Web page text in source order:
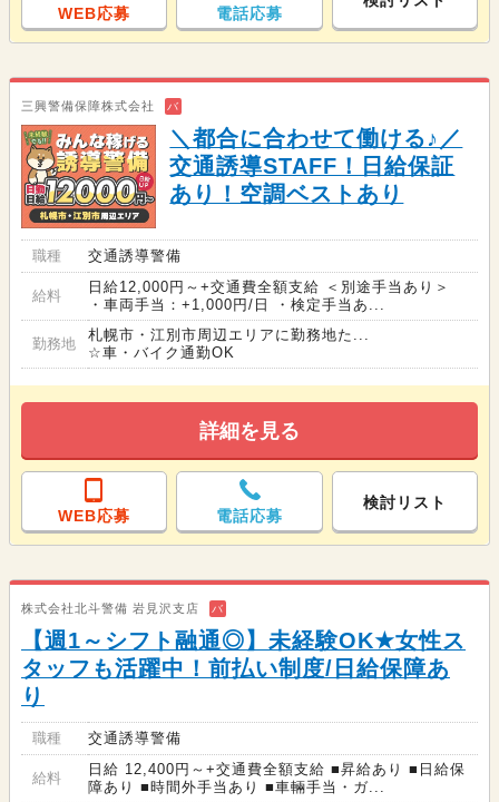
WEB応募 電話応募
三興警備保障株式会社 バ
＼都合に合わせて働ける♪／
交通誘導STAFF！日給保証
あり！空調ベストあり
職種 交通誘導警備
給料
日給12,000円～+交通費全額支給 ＜別途手当あり＞
・車両手当：+1,000円/日 ・検定手当あ...
勤務地
札幌市・江別市周辺エリアに勤務地た...
☆車・バイク通勤OK
詳細を見る
WEB応募 電話応募
検討リスト
株式会社北斗警備 岩見沢支店 バ
【週1～シフト融通◎】未経験OK★女性ス
タッフも活躍中！前払い制度/日給保障あ
り
職種 交通誘導警備
給料
日給 12,400円～+交通費全額支給 ■昇給あり ■日給保
障あり ■時間外手当あり ■車輛手当・ガ...